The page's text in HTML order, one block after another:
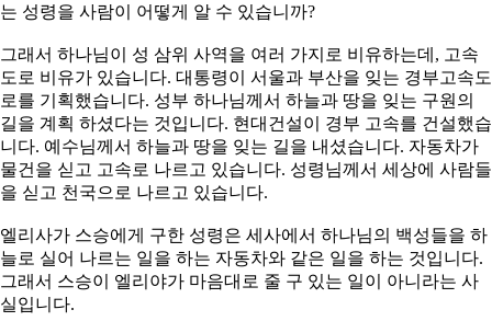
는 성령을 사람이 어떻게 알 수 있습니까?
그래서 하나님이 성 삼위 사역을 여러 가지로 비유하는데, 고속
도로 비유가 있습니다. 대통령이 서울과 부산을 잊는 경부고속도
로를 기획했습니다. 성부 하나님께서 하늘과 땅을 잊는 구원의
길을 계획 하셨다는 것입니다. 현대건설이 경부 고속를 건설했습
니다. 예수님께서 하늘과 땅을 잊는 길을 내셨습니다. 자동차가
물건을 싣고 고속로 나르고 있습니다. 성령님께서 세상에 사람들
을 싣고 천국으로 나르고 있습니다.
엘리사가 스승에게 구한 성령은 세사에서 하나님의 백성들을 하
늘로 실어 나르는 일을 하는 자동차와 같은 일을 하는 것입니다.
그래서 스승이 엘리야가 마음대로 줄 구 있는 일이 아니라는 사
실입니다.